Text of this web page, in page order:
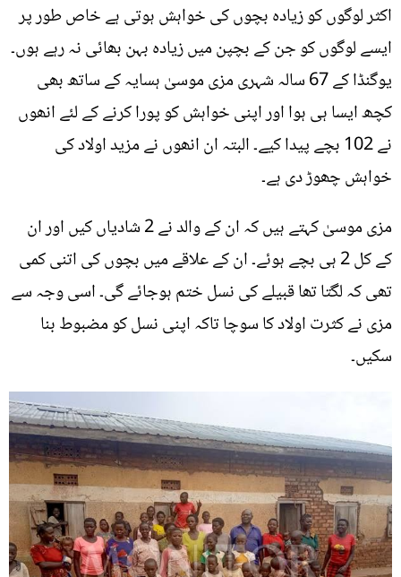
اکثر لوگوں کو زیادہ بچوں کی خواہش ہوتی ہے خاص طور پر
ایسے لوگوں کو جن کے بچپن میں زیادہ بہن بھائی نہ رہے ہوں۔
یوگنڈا کے 67 سالہ شہری مزی موسیٰ ہسایہ کے ساتھ بھی
کچھ ایسا ہی ہوا اور اپنی خواہش کو پورا کرنے کے لئے انھوں
نے 102 بچے پیدا کیے۔ البتہ ان انھوں نے مزید اولاد کی
خواہش چھوڑ دی ہے۔
مزی موسیٰ کہتے ہیں کہ ان کے والد نے 2 شادیاں کیں اور ان
کے کل 2 ہی بچے ہوئے۔ ان کے علاقے میں بچوں کی اتنی کمی
تھی کہ لگتا تھا قبیلے کی نسل ختم ہوجائے گی۔ اسی وجہ سے
مزی نے کثرت اولاد کا سوچا تاکہ اپنی نسل کو مضبوط بنا
سکیں۔